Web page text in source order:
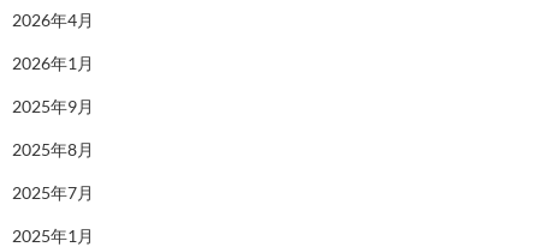
2026年4月
2026年1月
2025年9月
2025年8月
2025年7月
2025年1月